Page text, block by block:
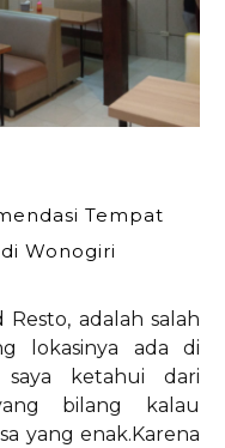
Tempat
Wonogiri
adalah salah
lokasinya ada di
saya ketahui dari
bilang kalau
yang enak.Karena